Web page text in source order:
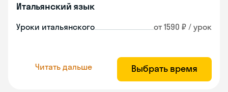
Итальянский язык
Уроки итальянского от 1590 ₽ / урок
Читать дальше Выбрать время